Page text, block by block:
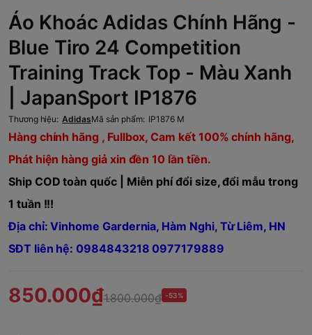
Áo Khoác Adidas Chính Hãng -
Blue Tiro 24 Competition
Training Track Top - Màu Xanh
| JapanSport IP1876
Thương hiệu: AdidasMã sản phẩm: IP1876 M
Hàng chính hãng , Fullbox, Cam kết 100% chính hãng,
Phát hiện hàng giả xin đền 10 lần tiền.
Ship COD toàn quốc | Miễn phí đổi size, đổi mẫu trong
1 tuần !!!
Địa chỉ: Vinhome Gardernia, Hàm Nghi, Từ Liêm, HN
SĐT liên hệ: 0984843218 0977179889
850.000₫1.800.000₫ -53%